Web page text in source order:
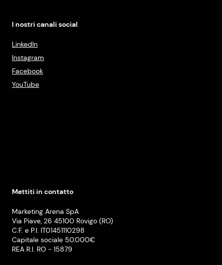
I nostri canali social
LinkedIn
Instagram
Facebook
YouTube
Mettiti in contatto
Marketing Arena SpA
Via Piave, 26 45100 Rovigo (RO)
C.F. e P.I. IT01451110298
Capitale sociale 50.000€
REA R.I. RO - 15879